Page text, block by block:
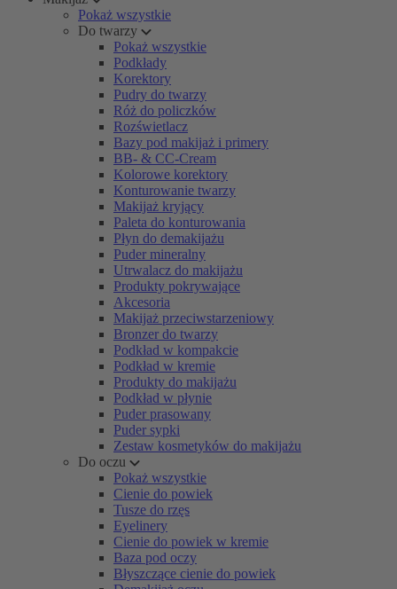
Pokaż wszystkie
Do twarzy
Pokaż wszystkie
Podkłady
Korektory
Pudry do twarzy
Róż do policzków
Rozświetlacz
Bazy pod makijaż i primery
BB- & CC-Cream
Kolorowe korektory
Konturowanie twarzy
Makijaż kryjący
Paleta do konturowania
Płyn do demakijażu
Puder mineralny
Utrwalacz do makijażu
Produkty pokrywające
Akcesoria
Makijaż przeciwstarzeniowy
Bronzer do twarzy
Podkład w kompakcie
Podkład w kremie
Produkty do makijażu
Podkład w płynie
Puder prasowany
Puder sypki
Zestaw kosmetyków do makijażu
Do oczu
Pokaż wszystkie
Cienie do powiek
Tusze do rzęs
Eyelinery
Cienie do powiek w kremie
Baza pod oczy
Błyszczące cienie do powiek